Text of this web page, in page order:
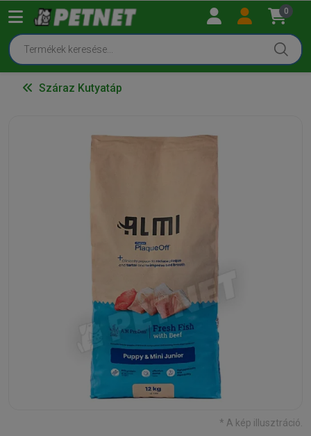
0
Száraz Kutyatáp
* A kép illusztráció.